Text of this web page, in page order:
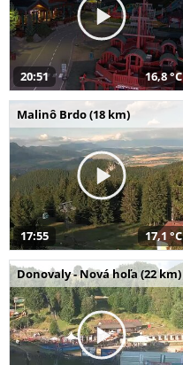
20:51 16,8 °C
Malinô Brdo (18 km)
17:55 17,1 °C
Donovaly - Nová hoľa (22 km)